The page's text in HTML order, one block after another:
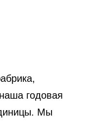
годовая
Мы